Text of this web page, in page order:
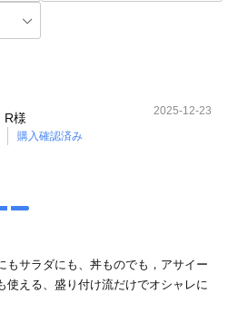
R様
購入確認済み
2025-12-23
もサラダにも、丼ものでも，アサイー
使える、盛り付け流だけでオシャレに